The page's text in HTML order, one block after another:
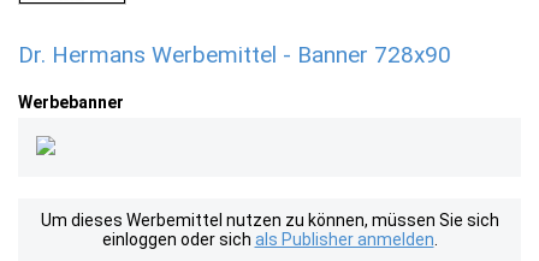
Dr. Hermans Werbemittel - Banner 728x90
Werbebanner
Um dieses Werbemittel nutzen zu können, müssen Sie sich
einloggen oder sich als Publisher anmelden